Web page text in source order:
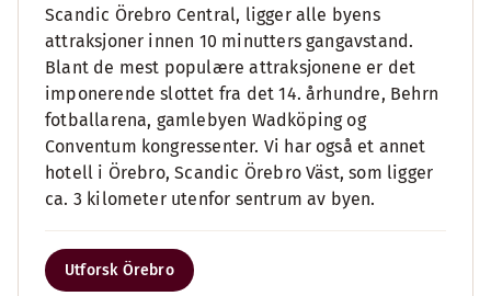
Scandic Örebro Central, ligger alle byens
attraksjoner innen 10 minutters gangavstand.
Blant de mest populære attraksjonene er det
imponerende slottet fra det 14. århundre, Behrn
fotballarena, gamlebyen Wadköping og
Conventum kongressenter. Vi har også et annet
hotell i Örebro, Scandic Örebro Väst, som ligger
ca. 3 kilometer utenfor sentrum av byen.
Utforsk Örebro